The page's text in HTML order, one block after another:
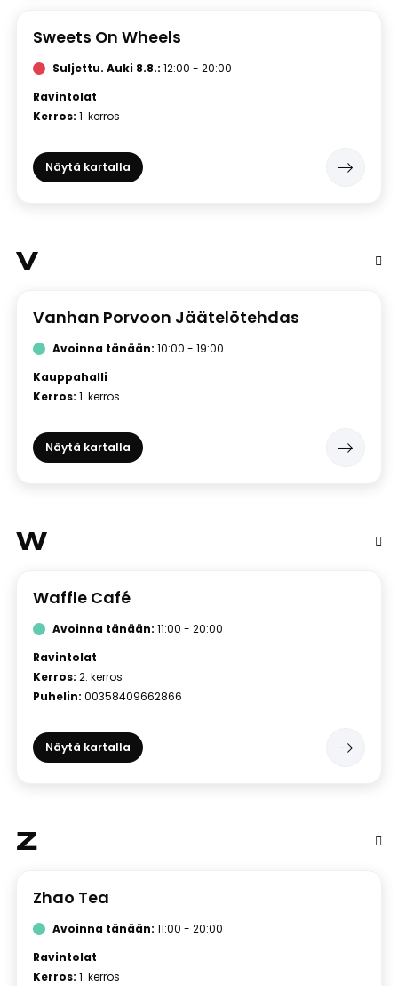
Sweets On Wheels
Suljettu.Auki 8.8.: 12:00 - 20:00
Ravintolat
Kerros: 1. kerros
Näytä kartalla
V
Vanhan Porvoon Jäätelötehdas
Avoinna tänään: 10:00 - 19:00
Kauppahalli
Kerros: 1. kerros
Näytä kartalla
W
Waffle Café
Avoinna tänään: 11:00 - 20:00
Ravintolat
Kerros: 2. kerros
Puhelin: 00358409662866
Näytä kartalla
Z
Zhao Tea
Avoinna tänään: 11:00 - 20:00
Ravintolat
Kerros: 1. kerros